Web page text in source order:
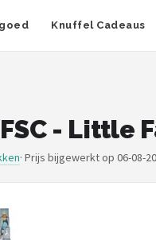
Knuffel Cadeaus
- Little
· Prijs bijgewerkt op 06-08-